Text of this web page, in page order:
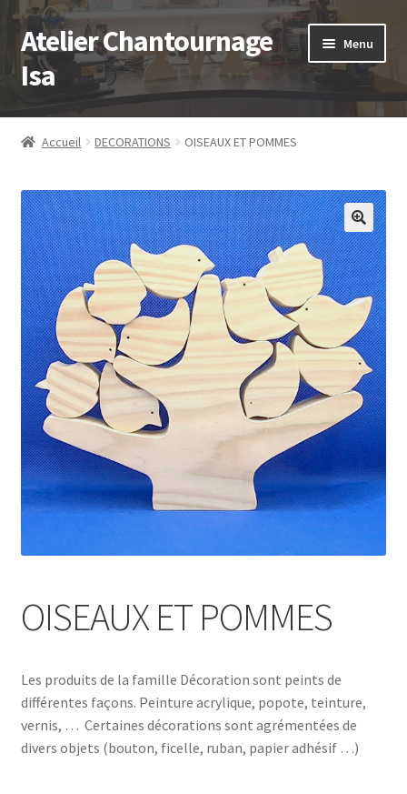
Aller
à
la
Aller
au
contenu
Atelier Chantournage
Isa
Menu
Accueil
menu
enfant
Blog
Contact
Accueil DECORATIONS OISEAUX ET POMMES
OISEAUX ET POMMES
Les produits de la famille Décoration sont peints de
différentes façons. Peinture acrylique, popote, teinture,
vernis, … Certaines décorations sont agrémentées de
divers objets (bouton, ficelle, ruban, papier adhésif …)